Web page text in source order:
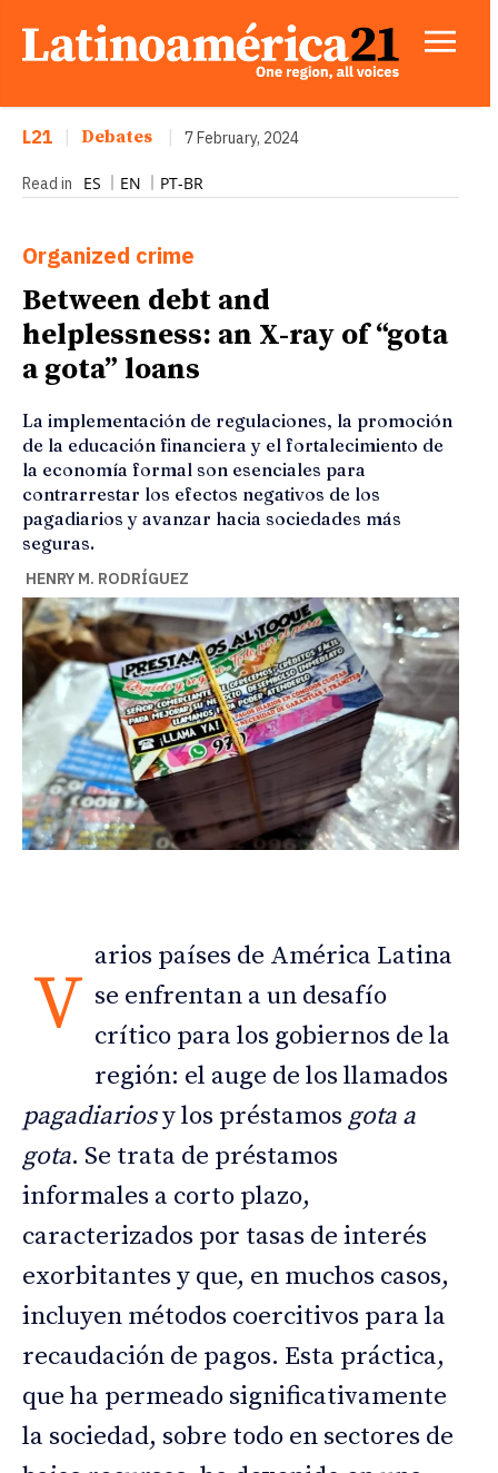
L21 Debates 7 February, 2024
Read in ES EN PT-BR
Organized crime
Between debt and
helplessness: an X-ray of “gota
a gota” loans
La implementación de regulaciones, la promoción
de la educación financiera y el fortalecimiento de
la economía formal son esenciales para
contrarrestar los efectos negativos de los
pagadiarios y avanzar hacia sociedades más
seguras.
HENRY M. RODRÍGUEZ
V
arios países de América Latina
se enfrentan a un desafío
crítico para los gobiernos de la
región: el auge de los llamados
pagadiariosy los préstamos gota a
gota. Se trata de préstamos
informales a corto plazo,
caracterizados por tasas de interés
exorbitantes y que, en muchos casos,
incluyen métodos coercitivos para la
recaudación de pagos. Esta práctica,
que ha permeado significativamente
la sociedad, sobre todo en sectores de